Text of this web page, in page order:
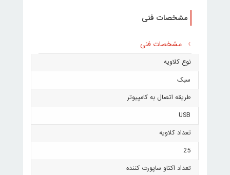
مشخصات فنی
مشخصات فنی
نوع کلاویه
سبک
طریقه اتصال به کامپیوتر
USB
تعداد کلاویه
25
تعداد اکتاو ساپورت کننده